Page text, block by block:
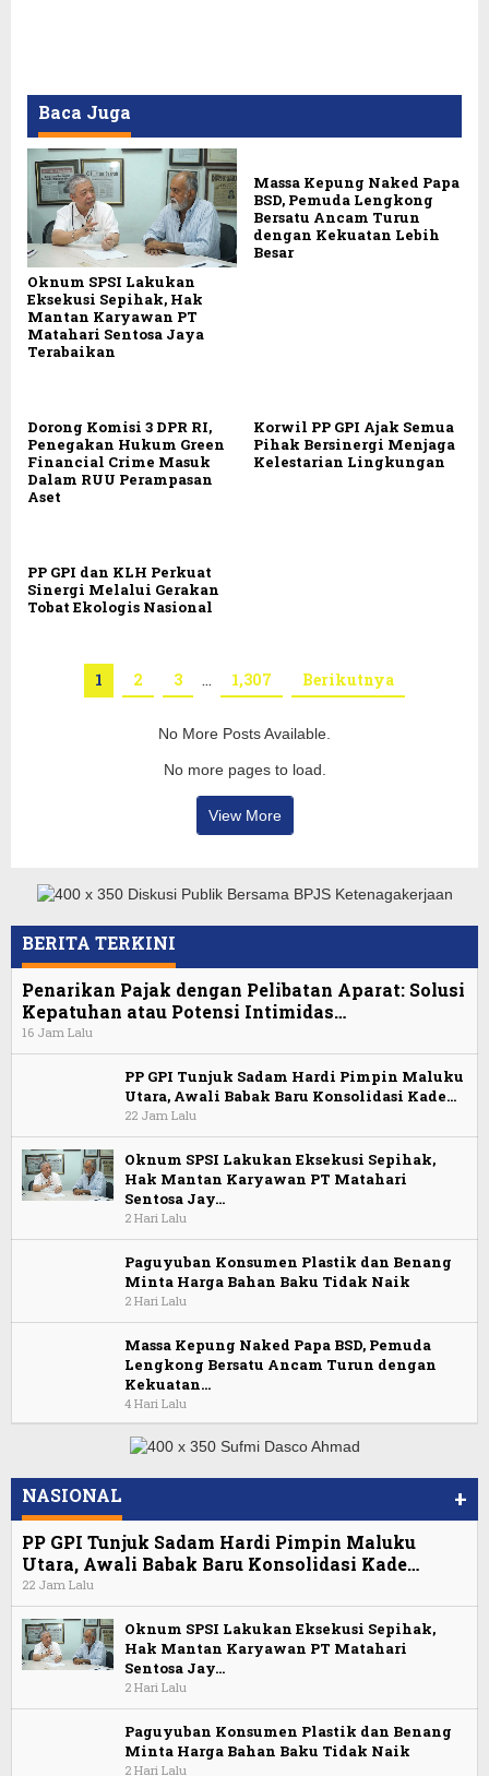
Baca Juga
Oknum SPSI Lakukan
Eksekusi Sepihak, Hak
Mantan Karyawan PT
Matahari Sentosa Jaya
Terabaikan
Massa Kepung Naked Papa
BSD, Pemuda Lengkong
Bersatu Ancam Turun
dengan Kekuatan Lebih
Besar
Dorong Komisi 3 DPR RI,
Penegakan Hukum Green
Financial Crime Masuk
Dalam RUU Perampasan
Aset
Korwil PP GPI Ajak Semua
Pihak Bersinergi Menjaga
Kelestarian Lingkungan
PP GPI dan KLH Perkuat
Sinergi Melalui Gerakan
Tobat Ekologis Nasional
1 2 3 … 1,307 Berikutnya
No More Posts Available.
No more pages to load.
View More
BERITA TERKINI
Penarikan Pajak dengan Pelibatan Aparat: Solusi
Kepatuhan atau Potensi Intimidas…
16 Jam Lalu
PP GPI Tunjuk Sadam Hardi Pimpin Maluku
Utara, Awali Babak Baru Konsolidasi Kade…
22 Jam Lalu
Oknum SPSI Lakukan Eksekusi Sepihak,
Hak Mantan Karyawan PT Matahari
Sentosa Jay…
2 Hari Lalu
Paguyuban Konsumen Plastik dan Benang
Minta Harga Bahan Baku Tidak Naik
2 Hari Lalu
Massa Kepung Naked Papa BSD, Pemuda
Lengkong Bersatu Ancam Turun dengan
Kekuatan…
4 Hari Lalu
NASIONAL +
PP GPI Tunjuk Sadam Hardi Pimpin Maluku
Utara, Awali Babak Baru Konsolidasi Kade…
22 Jam Lalu
Oknum SPSI Lakukan Eksekusi Sepihak,
Hak Mantan Karyawan PT Matahari
Sentosa Jay…
2 Hari Lalu
Paguyuban Konsumen Plastik dan Benang
Minta Harga Bahan Baku Tidak Naik
2 Hari Lalu